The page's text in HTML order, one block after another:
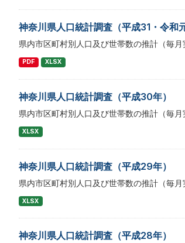
神奈川県人口統計調査（平成31・令和
県内市区町村別人口及び世帯数の推計（毎月
PDF XLSX
神奈川県人口統計調査（平成30年）
県内市区町村別人口及び世帯数の推計（毎月
XLSX
神奈川県人口統計調査（平成29年）
県内市区町村別人口及び世帯数の推計（毎月
XLSX
神奈川県人口統計調査（平成28年）